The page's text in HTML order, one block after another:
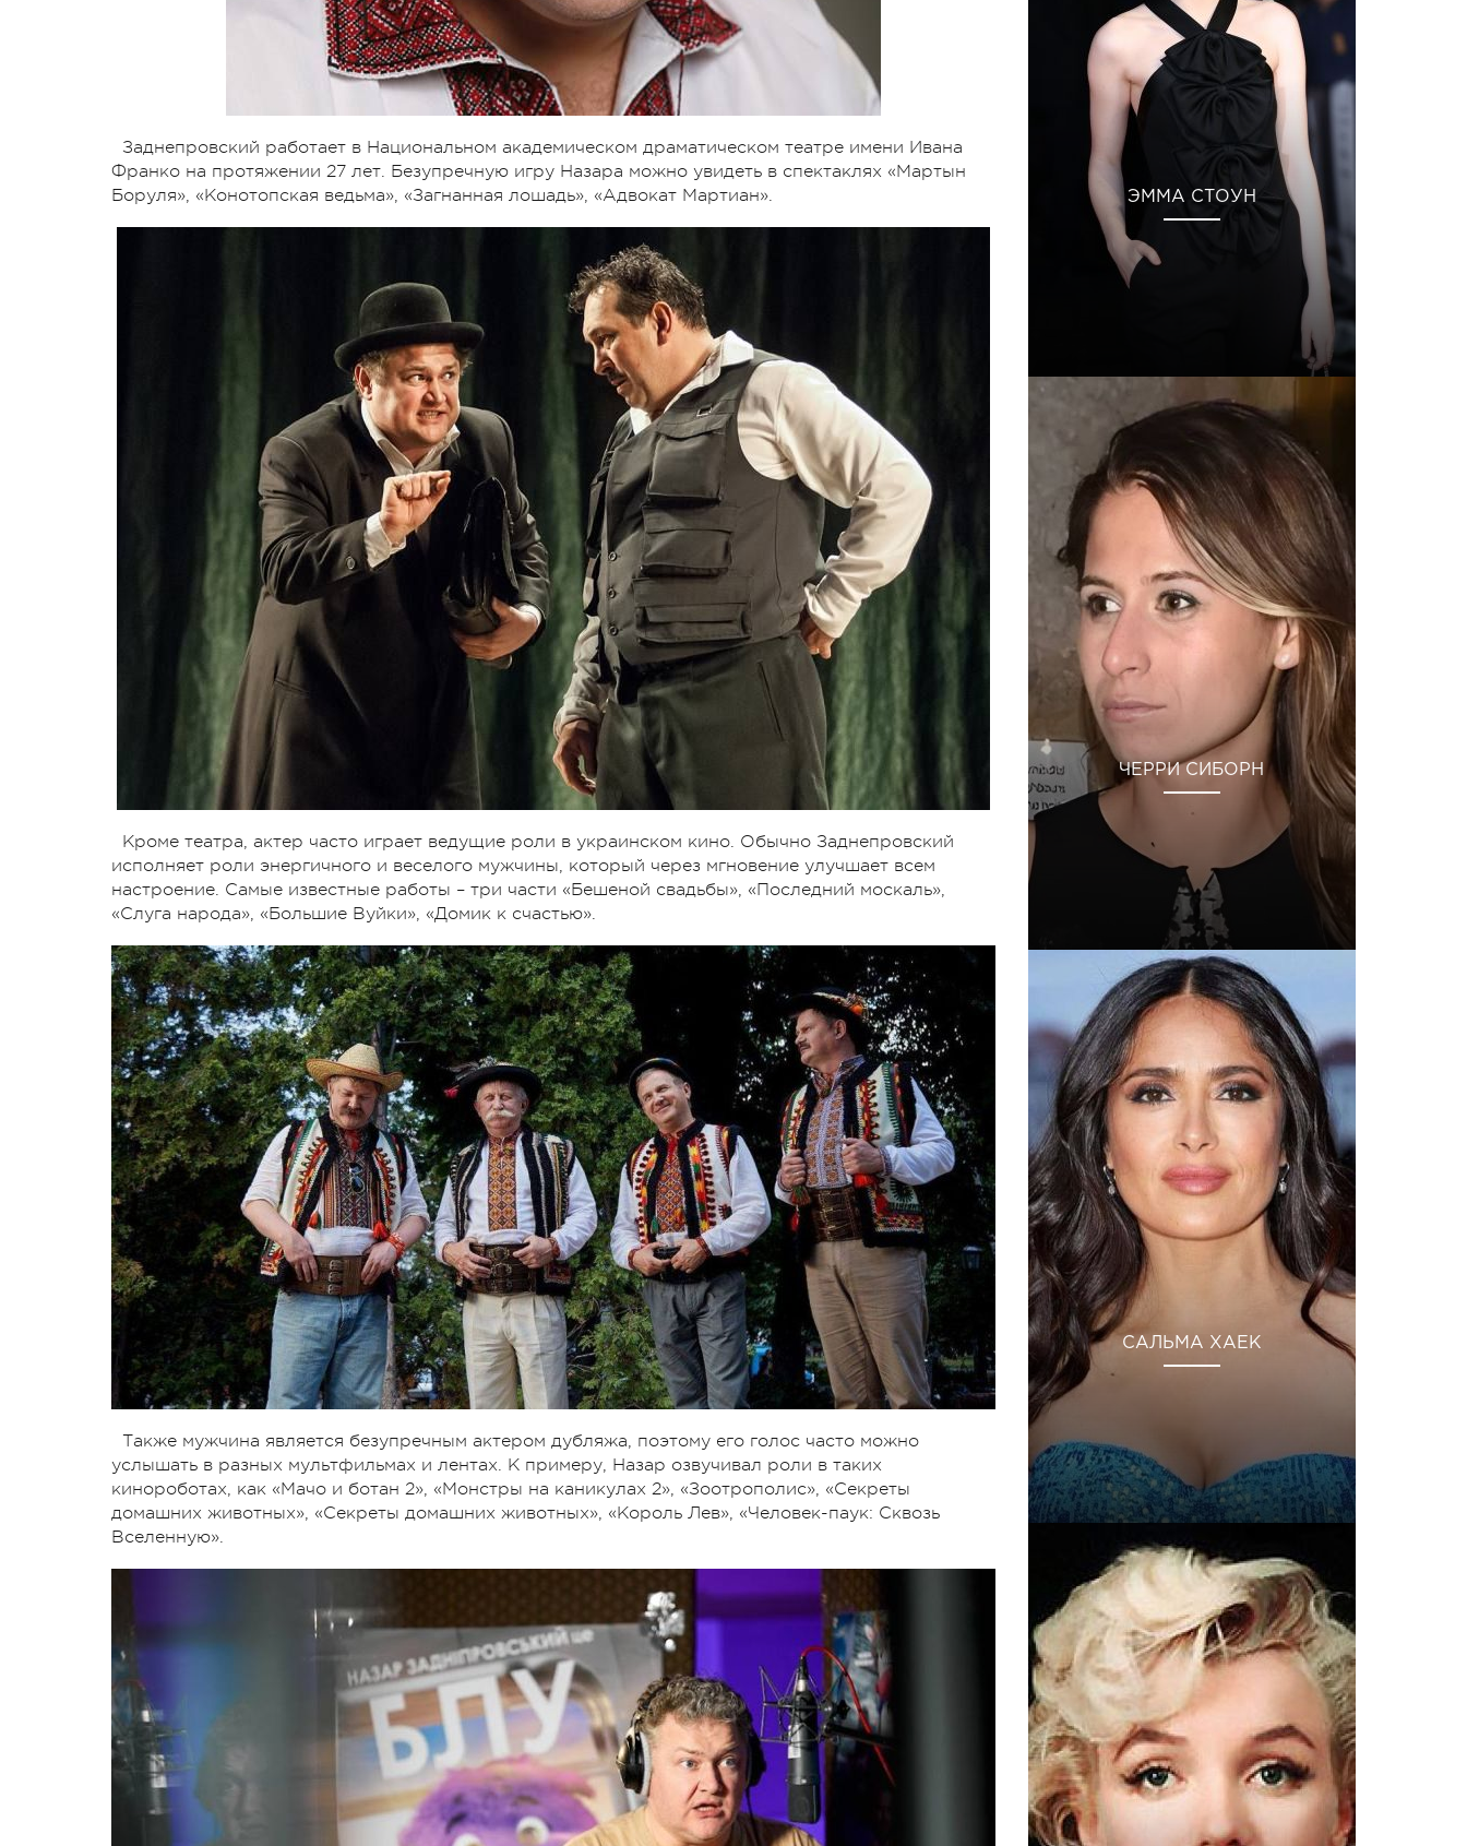
Заднепровский работает в Национальном академическом драматическом театре имени Ивана
Франко на протяжении 27 лет. Безупречную игру Назара можно увидеть в спектаклях «Мартын
Боруля», «Конотопская ведьма», «Загнанная лошадь», «Адвокат Мартиан».
Кроме театра, актер часто играет ведущие роли в украинском кино. Обычно Заднепровский
исполняет роли энергичного и веселого мужчины, который через мгновение улучшает всем
настроение. Самые известные работы – три части «Бешеной свадьбы», «Последний москаль»,
«Слуга народа», «Большие Вуйки», «Домик к счастью».
Также мужчина является безупречным актером дубляжа, поэтому его голос часто можно
услышать в разных мультфильмах и лентах. К примеру, Назар озвучивал роли в таких
кинороботах, как «Мачо и ботан 2», «Монстры на каникулах 2», «Зоотрополис», «Секреты
домашних животных», «Секреты домашних животных», «Король Лев», «Человек-паук: Сквозь
Вселенную».
ЭММА СТОУН
ЧЕРРИ СИБОРН
САЛЬМА ХАЕК